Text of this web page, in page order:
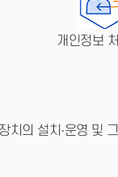
개인정보
치의 설치·운영 및